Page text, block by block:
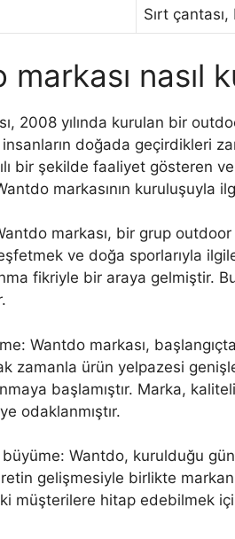
Sırt
markası nasıl
2008 yılında kurulan bir
insanların doğada geçirdikleri
bir şekilde faaliyet gösteren
markasının kuruluşuyla
markası, bir grup
ve doğa sporlarıyla
fikriyle bir araya gelmiştir.
Wantdo markası,
zamanla ürün yelpazesi
başlamıştır. Marka,
odaklanmıştır.
büyüme: Wantdo, kurulduğu
gelişmesiyle birlikte
müşterilere hitap edebilmek